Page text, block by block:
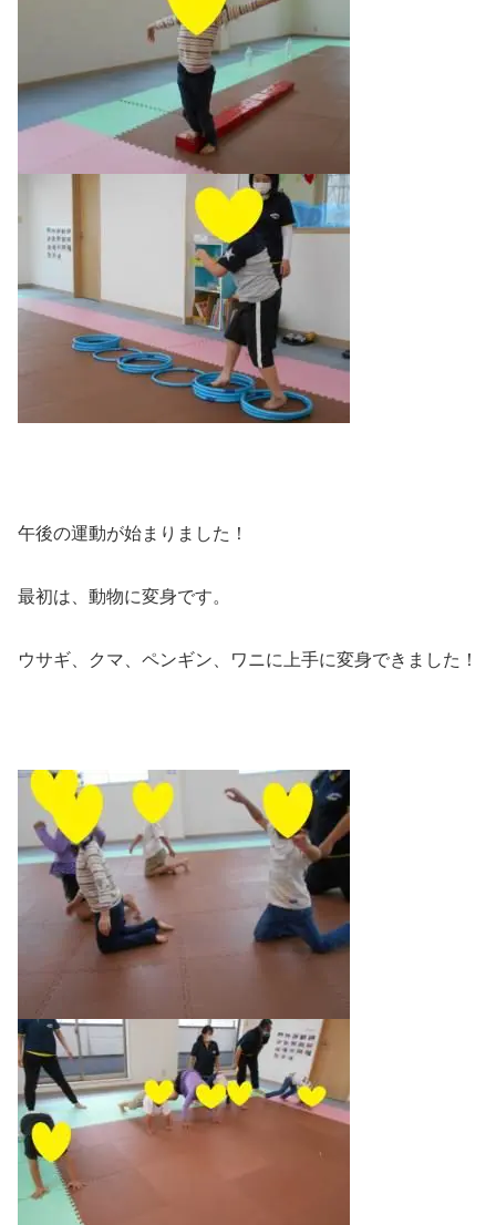
午後の運動が始まりました！
最初は、動物に変身です。
ウサギ、クマ、ペンギン、ワニに上手に変身できました！